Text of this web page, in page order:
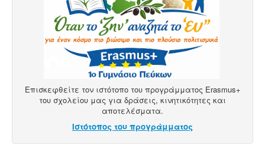
Επισκεφθείτε τον ιστότοπο του προγράμματος Erasmus+
του σχολείου μας για δράσεις, κινητικότητες και
αποτελέσματα.
Ιστότοπος του προγράμματος